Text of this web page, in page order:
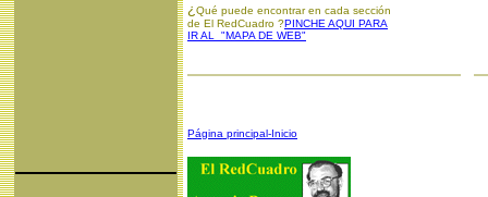
¿ Qué puede encontrar en cada sección
de El RedCuadro ?PINCHE AQUI PARA
IR AL "MAPA DE WEB"
Página principal-Inicio